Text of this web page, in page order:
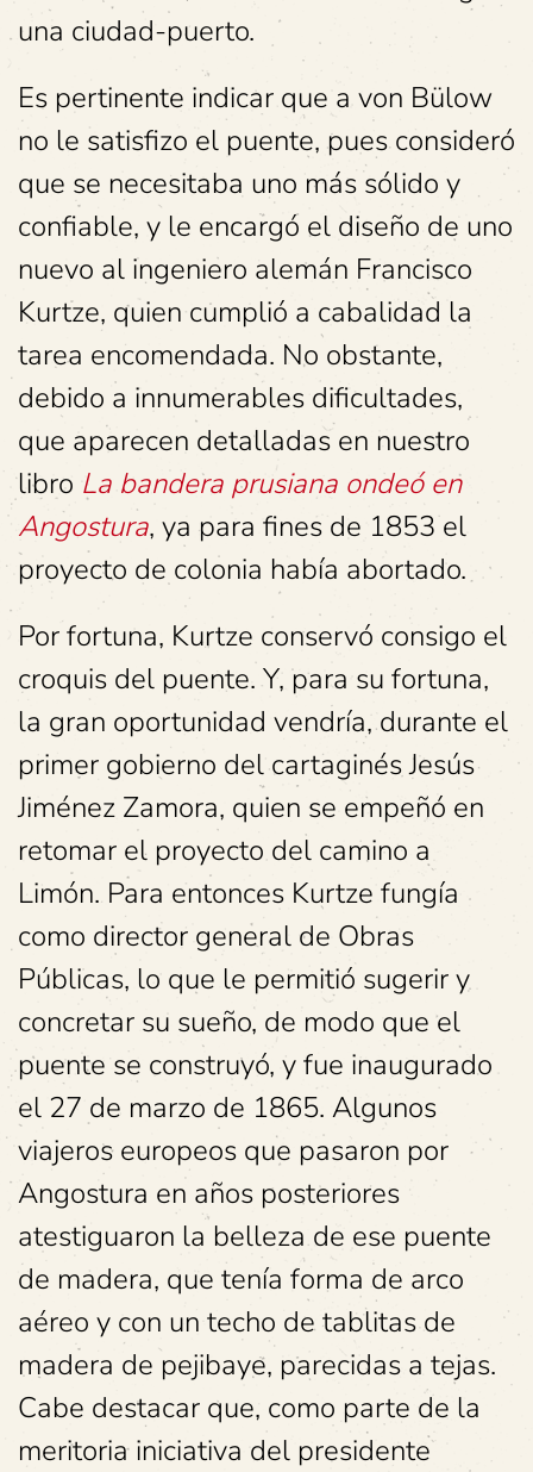
una ciudad-puerto.
Es pertinente indicar que a von Bülow
no le satisfizo el puente, pues consideró
que se necesitaba uno más sólido y
confiable, y le encargó el diseño de uno
nuevo al ingeniero alemán Francisco
Kurtze, quien cumplió a cabalidad la
tarea encomendada. No obstante,
debido a innumerables dificultades,
que aparecen detalladas en nuestro
libro La bandera prusiana ondeó en
Angostura, ya para fines de 1853 el
proyecto de colonia había abortado.
Por fortuna, Kurtze conservó consigo el
croquis del puente. Y, para su fortuna,
la gran oportunidad vendría, durante el
primer gobierno del cartaginés Jesús
Jiménez Zamora, quien se empeñó en
retomar el proyecto del camino a
Limón. Para entonces Kurtze fungía
como director general de Obras
Públicas, lo que le permitió sugerir y
concretar su sueño, de modo que el
puente se construyó, y fue inaugurado
el 27 de marzo de 1865. Algunos
viajeros europeos que pasaron por
Angostura en años posteriores
atestiguaron la belleza de ese puente
de madera, que tenía forma de arco
aéreo y con un techo de tablitas de
madera de pejibaye, parecidas a tejas.
Cabe destacar que, como parte de la
meritoria iniciativa del presidente